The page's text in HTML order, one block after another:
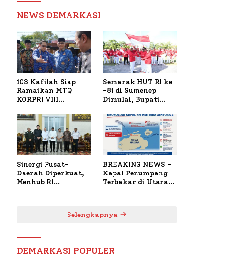
NEWS DEMARKASI
103 Kafilah Siap
Ramaikan MTQ
KORPRI VIII
1.024 Peserta
Terdaftar
Semarak HUT RI ke
-81 di Sumenep
Dimulai, Bupati
Doa untuk Korban
Kapal Terbakar
Sinergi Pusat-
Daerah Diperkuat,
Menhub RI
Mutiara Sentosa II
BREAKING NEWS –
Kapal Penumpang
Terbakar di Utara
Selengkapnya
DEMARKASI POPULER